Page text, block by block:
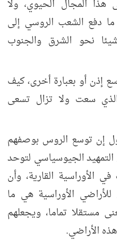
هذا المجال الحيوي، ولا
ما دفع الشعب الروسي إلى
نحو الشرق والجنوب
إذن أو بعبارة أخرى، كيف
سعت ولا تزال تسعى
إن توسع الروس بوصفهم
الجيوسياسي لتوحد
الأوراسية القارية، وأن
الأوراسية هي ما
مستقلا تماما، ويجعلهم
الأراضي.